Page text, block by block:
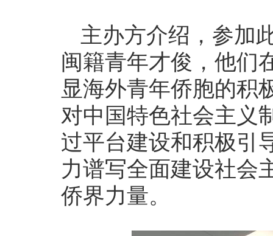
主办方介绍，参加
闽籍青年才俊，他们
显海外青年侨胞的积
对中国特色社会主义
过平台建设和积极引
力谱写全面建设社会
侨界力量。